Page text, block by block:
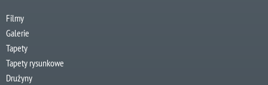
Filmy
Galerie
Tapety
Tapety rysunkowe
Drużyny